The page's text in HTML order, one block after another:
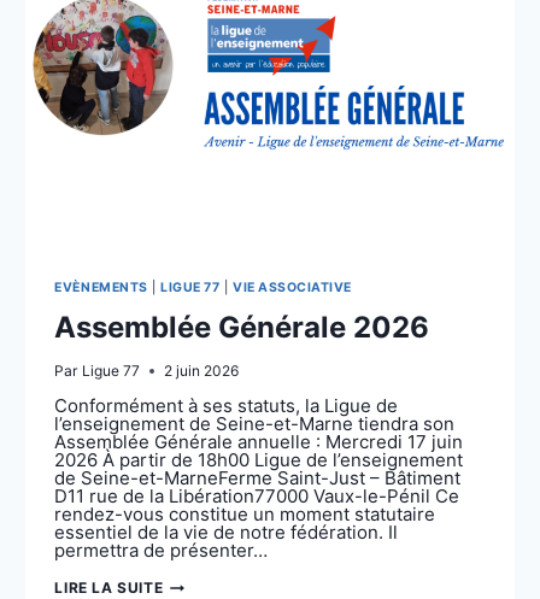
EVÈNEMENTS |LIGUE 77 |VIE ASSOCIATIVE
Assemblée Générale 2026
Par Ligue 77 2 juin 2026
Conformément à ses statuts, la Ligue de
l’enseignement de Seine-et-Marne tiendra son
Assemblée Générale annuelle : Mercredi 17 juin
2026 À partir de 18h00 Ligue de l’enseignement
de Seine-et-MarneFerme Saint-Just – Bâtiment
D11 rue de la Libération77000 Vaux-le-Pénil Ce
rendez-vous constitue un moment statutaire
essentiel de la vie de notre fédération. Il
permettra de présenter…
LIRE LA SUITE ASSEMBLÉE